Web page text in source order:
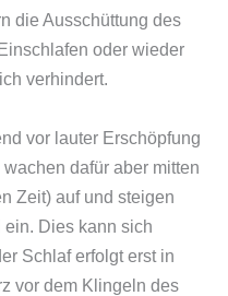
die Ausschüttung des
oder wieder
verhindert.
vor lauter Erschöpfung
dafür aber mitten
Zeit) auf und steigen
Dies kann sich
Schlaf erfolgt erst in
vor dem Klingeln des